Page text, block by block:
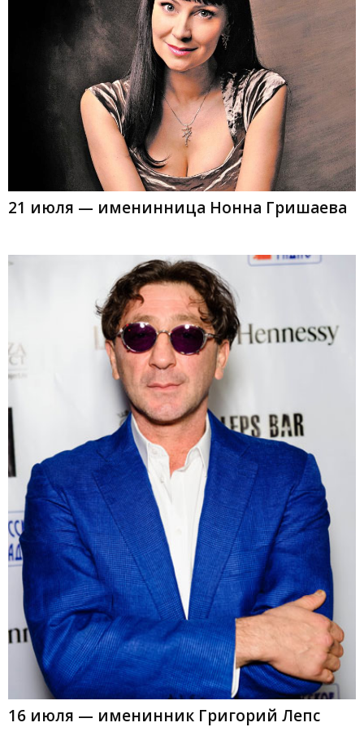
21 июля — именинница Нонна Гришаева
16 июля — именинник Григорий Лепс